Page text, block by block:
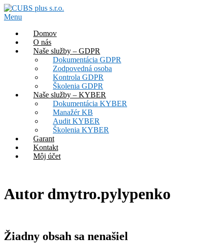
Prejsť
na
Menu
Domov
O nás
Naše služby – GDPR
Dokumentácia GDPR
Zodpovedná osoba
Kontrola GDPR
Školenia GDPR
Naše služby – KYBER
Dokumentácia KYBER
Manažér KB
Audit KYBER
Školenia KYBER
Garant
Kontakt
Môj účet
Autor dmytro.pylypenko
Žiadny obsah sa nenašiel